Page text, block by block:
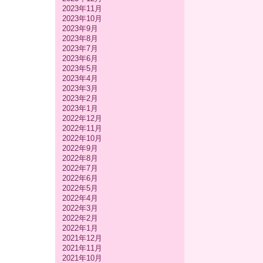
2023年11月
2023年10月
2023年9月
2023年8月
2023年7月
2023年6月
2023年5月
2023年4月
2023年3月
2023年2月
2023年1月
2022年12月
2022年11月
2022年10月
2022年9月
2022年8月
2022年7月
2022年6月
2022年5月
2022年4月
2022年3月
2022年2月
2022年1月
2021年12月
2021年11月
2021年10月